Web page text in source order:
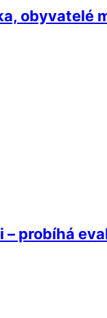
obyvatelé
– probíhá